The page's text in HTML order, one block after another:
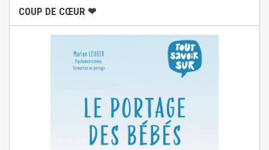
COUP DE CŒUR ❤